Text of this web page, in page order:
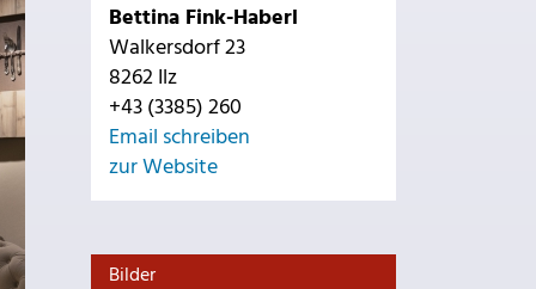
Bettina Fink-Haberl
Walkersdorf 23
8262 Ilz
+43 (3385) 260
Email schreiben
zur Website
Bilder